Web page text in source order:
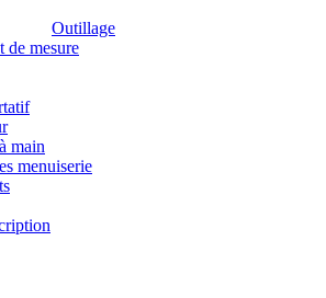
Outillage
de mesure
main
menuiserie